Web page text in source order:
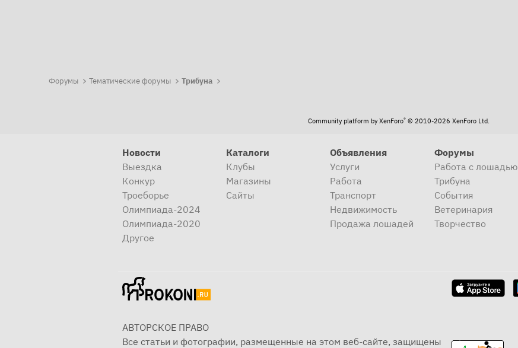
Форумы Тематические форумы Трибуна
Community platform by XenForo® © 2010-2026 XenForo Ltd.
Новости
Выездка
Конкур
Троеборье
Олимпиада-2024
Олимпиада-2020
Другое
Каталоги
Клубы
Магазины
Сайты
Объявления
Услуги
Работа
Транспорт
Недвижимость
Продажа лошадей
Форумы
Работа с лошадью
Трибуна
События
Ветеринария
Творчество
АВТОРСКОЕ ПРАВО
Все статьи и фотографии, размещенные на этом веб-сайте, защищены